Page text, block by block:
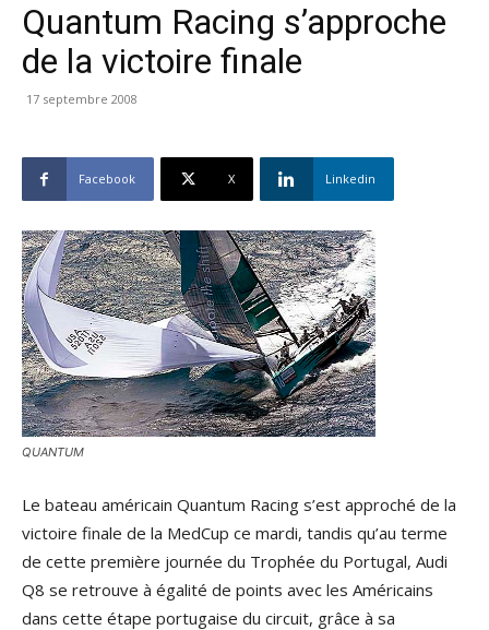
Quantum Racing s’approche
de la victoire finale
17 septembre 2008
Facebook X Linkedin
QUANTUM
Le bateau américain Quantum Racing s’est approché de la
victoire finale de la MedCup ce mardi, tandis qu’au terme
de cette première journée du Trophée du Portugal, Audi
Q8 se retrouve à égalité de points avec les Américains
dans cette étape portugaise du circuit, grâce à sa